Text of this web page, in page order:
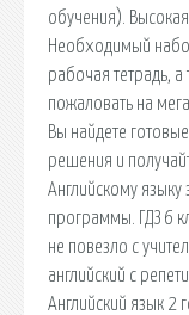
обучения).
Необходимый
рабочая тетрадь,
пожаловать на
Вы найдете
решения и
Английскому языку
программы. ГДЗ 6
не повезло с
английский с
Английский язык 2